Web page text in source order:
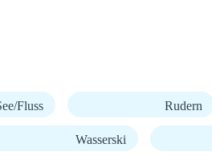
Fluss Rudern
Wasserski